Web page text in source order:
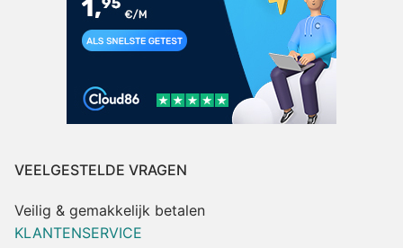
VEELGESTELDE VRAGEN
Veilig & gemakkelijk betalen
KLANTENSERVICE